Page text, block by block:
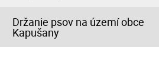
Držanie psov na území obce
Kapušany